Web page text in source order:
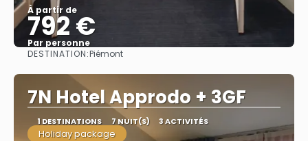
À partir de
792 €
Par personne
DESTINATION:Piémont
7N Hotel Approdo + 3GF
1 DESTINATIONS 7 NUIT(S) 3 ACTIVITÉS
Holiday package